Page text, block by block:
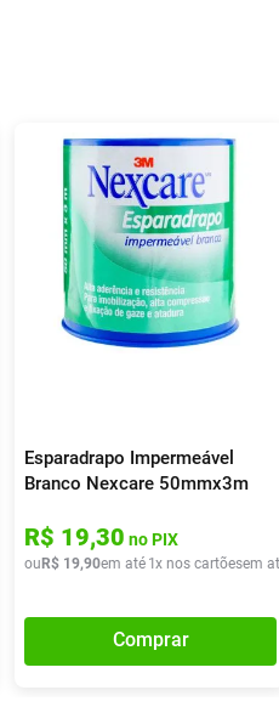
x deR$ 12,40
Esparadrapo Impermeável
Branco Nexcare 50mmx3m
R$ 19,30 no PIX
ou R$ 19,90em até 1x nos cartõesem
Comprar